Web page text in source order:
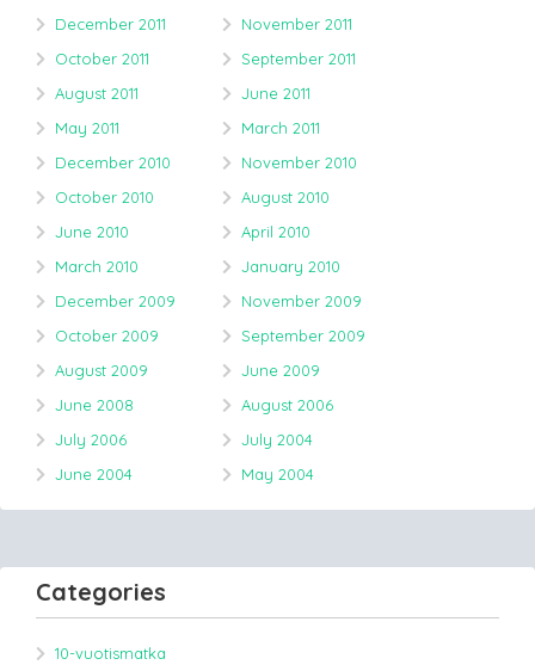
December 2011
November 2011
October 2011
September 2011
August 2011
June 2011
May 2011
March 2011
December 2010
November 2010
October 2010
August 2010
June 2010
April 2010
March 2010
January 2010
December 2009
November 2009
October 2009
September 2009
August 2009
June 2009
June 2008
August 2006
July 2006
July 2004
June 2004
May 2004
Categories
10-vuotismatka